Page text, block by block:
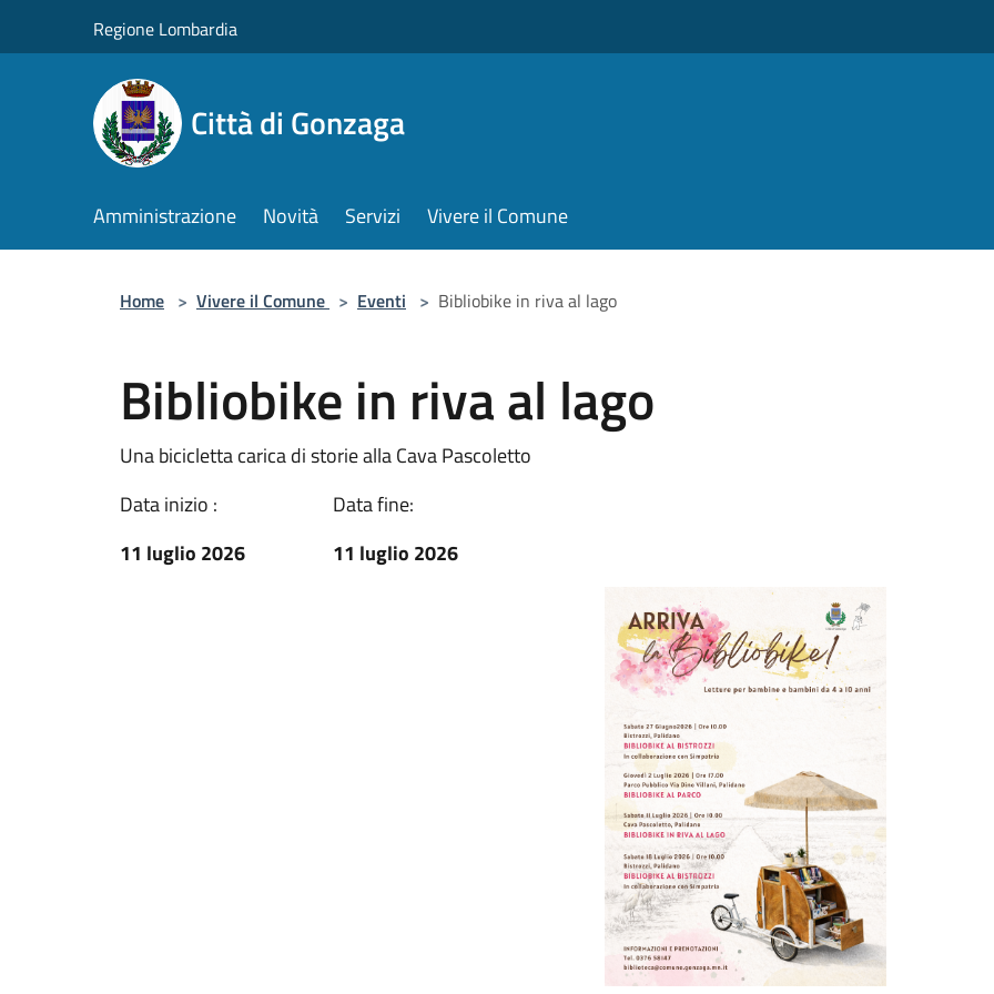
Regione Lombardia
Città di Gonzaga
Amministrazione Novità Servizi Vivere il Comune
Home > Vivere il Comune > Eventi > Bibliobike in riva al lago
Bibliobike in riva al lago
Una bicicletta carica di storie alla Cava Pascoletto
Data inizio :
11 luglio 2026
Data fine:
11 luglio 2026